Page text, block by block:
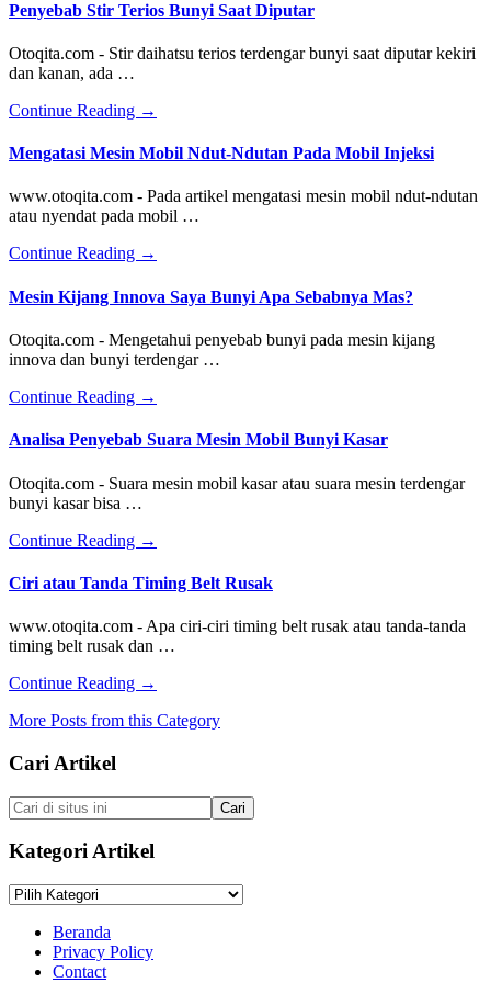
Penyebab Stir Terios Bunyi Saat Diputar
Otoqita.com - Stir daihatsu terios terdengar bunyi saat diputar kekiri
dan kanan, ada …
Continue Reading about
Stir
Bunyi
Saat
Diputar
→
Mengatasi Mesin Mobil Ndut-Ndutan Pada Mobil Injeksi
www.otoqita.com - Pada artikel mengatasi mesin mobil ndut-ndutan
atau nyendat pada mobil …
Continue Reading about
Mesin
Ndut-
Ndutan
Pada
Injeksi
→
Mesin Kijang Innova Saya Bunyi Apa Sebabnya Mas?
Otoqita.com - Mengetahui penyebab bunyi pada mesin kijang
innova dan bunyi terdengar …
Continue Reading about
Kijang
Bunyi
Apa
Mas?
→
Analisa Penyebab Suara Mesin Mobil Bunyi Kasar
Otoqita.com - Suara mesin mobil kasar atau suara mesin terdengar
bunyi kasar bisa …
Continue Reading about
Penyebab
Mesin
Mobil
Bunyi
→
Ciri atau Tanda Timing Belt Rusak
www.otoqita.com - Apa ciri-ciri timing belt rusak atau tanda-tanda
timing belt rusak dan …
Continue Reading about
atau
Rusak
→
More Posts from this Category
Footer
Cari Artikel
Cari
di
situs
ini
Kategori Artikel
Kategori
Beranda
Privacy Policy
Contact